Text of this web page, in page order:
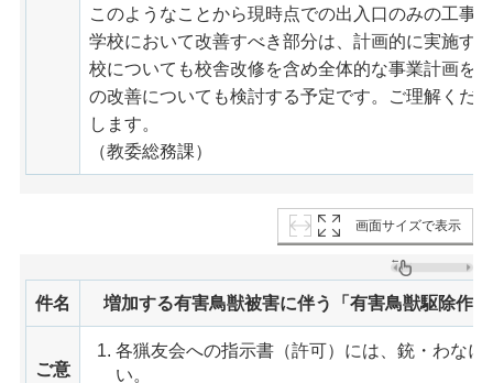
このようなことから現時点での出入口のみの工事
学校において改善すべき部分は、計画的に実施す
校についても校舎改修を含め全体的な事業計画を
の改善についても検討する予定です。ご理解くだ
します。
（教委総務課）
画面サイズで表示
件名 増加する有害鳥獣被害に伴う「有害鳥獣駆除作
ご意
各猟友会への指示書（許可）には、銃・わな
い。